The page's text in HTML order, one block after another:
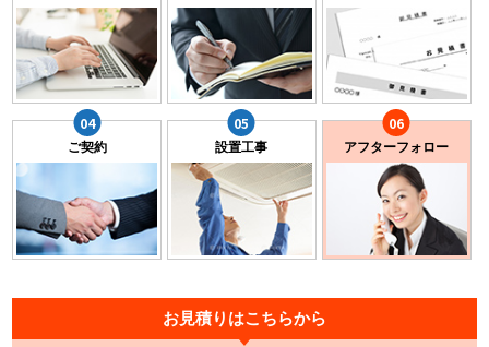
ご契約 設置工事 アフターフォロー
お見積りはこちらから